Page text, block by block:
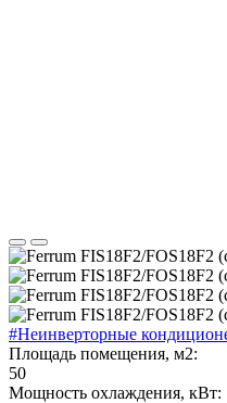
#Неинверторные
Площадь помещения, м2:
50
Мощность охлаждения, кВт: